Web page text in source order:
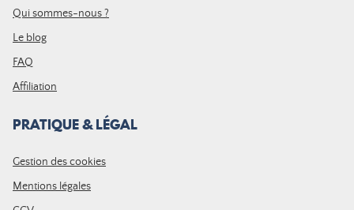
Qui sommes-nous ?
Le blog
FAQ
Affiliation
PRATIQUE & LÉGAL
Gestion des cookies
Mentions légales